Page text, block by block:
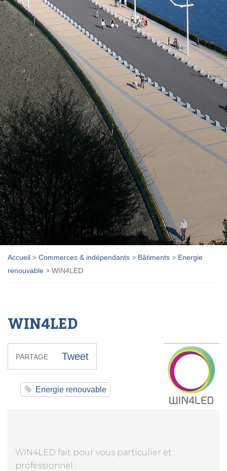
Accueil > Commerces & indépendants > Bâtiments > Energie
renouvable > WIN4LED
WIN4LED
PARTAGE Tweet
Energie renouvable
WIN4LED fait pour vous particulier et
professionnel :